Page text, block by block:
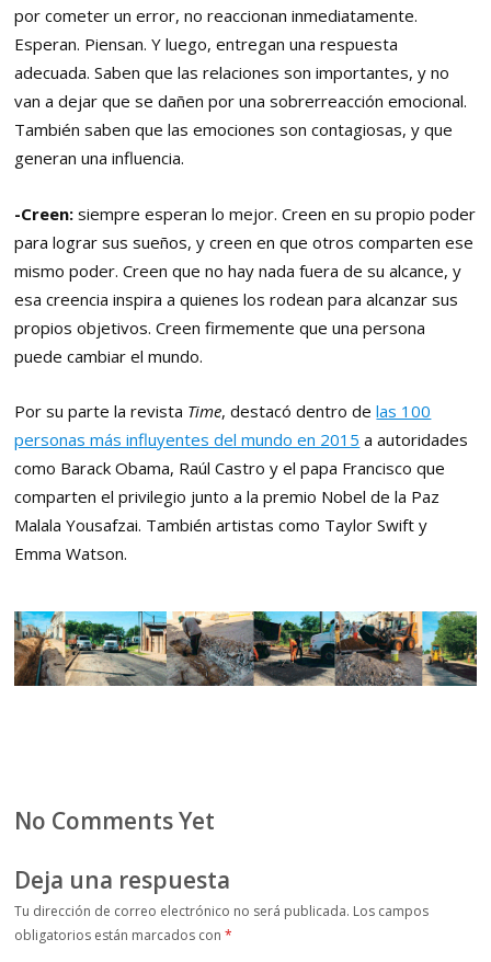
por cometer un error, no reaccionan inmediatamente.
Esperan. Piensan. Y luego, entregan una respuesta
adecuada. Saben que las relaciones son importantes, y no
van a dejar que se dañen por una sobrerreacción emocional.
También saben que las emociones son contagiosas, y que
generan una influencia.
-Creen: siempre esperan lo mejor. Creen en su propio poder
para lograr sus sueños, y creen en que otros comparten ese
mismo poder. Creen que no hay nada fuera de su alcance, y
esa creencia inspira a quienes los rodean para alcanzar sus
propios objetivos. Creen firmemente que una persona
puede cambiar el mundo.
Por su parte la revista Time, destacó dentro delas 100
personas más influyentes del mundo en 2015 a autoridades
como Barack Obama, Raúl Castro y el papa Francisco que
comparten el privilegio junto a la premio Nobel de la Paz
Malala Yousafzai. También artistas como Taylor Swift y
Emma Watson.
No Comments Yet
Deja una respuesta
Tu dirección de correo electrónico no será publicada. Los campos
obligatorios están marcados con*